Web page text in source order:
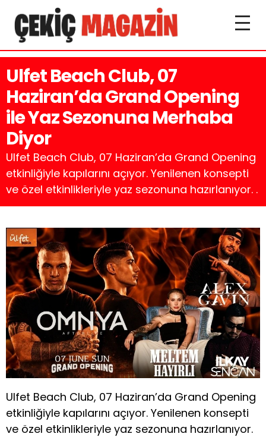
Ulfet Beach Club, 07
Haziran’da Grand Opening
ile Yaz Sezonuna Merhaba
Diyor
Ulfet Beach Club, 07 Haziran’da Grand Opening
etkinliğiyle kapılarını açıyor. Yenilenen konsepti
ve özel etkinlikleriyle yaz sezonuna hazırlanıyor. .
Ulfet Beach Club, 07 Haziran’da Grand Opening
etkinliğiyle kapılarını açıyor. Yenilenen konsepti
ve özel etkinlikleriyle yaz sezonuna hazırlanıyor.